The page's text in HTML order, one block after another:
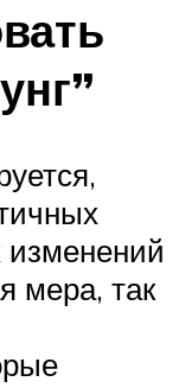
мера, так